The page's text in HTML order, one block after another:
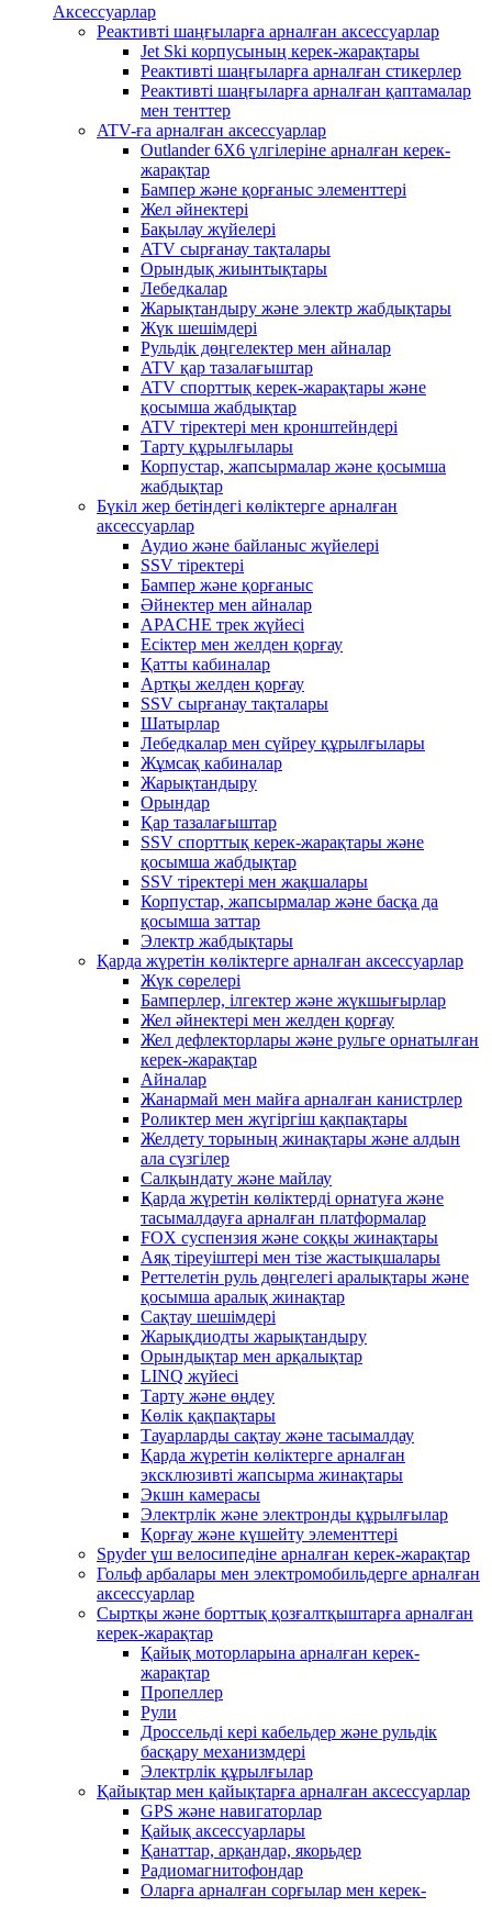
Аксессуарлар
Реактивті шаңғыларға арналған аксессуарлар
Jet Ski корпусының керек-жарақтары
Реактивті шаңғыларға арналған стикерлер
Реактивті шаңғыларға арналған қаптамалар
мен тенттер
ATV-ға арналған аксессуарлар
Outlander 6X6 үлгілеріне арналған керек-
жарақтар
Бампер және қорғаныс элементтері
Жел әйнектері
Бақылау жүйелері
ATV сырғанау тақталары
Орындық жиынтықтары
Лебедкалар
Жарықтандыру және электр жабдықтары
Жүк шешімдері
Рульдік дөңгелектер мен айналар
ATV қар тазалағыштар
ATV спорттық керек-жарақтары және
қосымша жабдықтар
ATV тіректері мен кронштейндері
Тарту құрылғылары
Корпустар, жапсырмалар және қосымша
жабдықтар
Бүкіл жер бетіндегі көліктерге арналған
аксессуарлар
Аудио және байланыс жүйелері
SSV тіректері
Бампер және қорғаныс
Әйнектер мен айналар
APACHE трек жүйесі
Есіктер мен желден қорғау
Қатты кабиналар
Артқы желден қорғау
SSV сырғанау тақталары
Шатырлар
Лебедкалар мен сүйреу құрылғылары
Жұмсақ кабиналар
Жарықтандыру
Орындар
Қар тазалағыштар
SSV спорттық керек-жарақтары және
қосымша жабдықтар
SSV тіректері мен жақшалары
Корпустар, жапсырмалар және басқа да
қосымша заттар
Электр жабдықтары
Қарда жүретін көліктерге арналған аксессуарлар
Жүк сөрелері
Бамперлер, ілгектер және жүкшығырлар
Жел әйнектері мен желден қорғау
Жел дефлекторлары және рульге орнатылған
керек-жарақтар
Айналар
Жанармай мен майға арналған канистрлер
Роликтер мен жүгіргіш қақпақтары
Желдету торының жинақтары және алдын
ала сүзгілер
Салқындату және майлау
Қарда жүретін көліктерді орнатуға және
тасымалдауға арналған платформалар
FOX суспензия және соққы жинақтары
Аяқ тіреуіштері мен тізе жастықшалары
Реттелетін руль дөңгелегі аралықтары және
қосымша аралық жинақтар
Сақтау шешімдері
Жарықдиодты жарықтандыру
Орындықтар мен арқалықтар
LINQ жүйесі
Тарту және өңдеу
Көлік қақпақтары
Тауарларды сақтау және тасымалдау
Қарда жүретін көліктерге арналған
эксклюзивті жапсырма жинақтары
Экшн камерасы
Электрлік және электронды құрылғылар
Қорғау және күшейту элементтері
Spyder үш велосипедіне арналған керек-жарақтар
Гольф арбалары мен электромобильдерге арналған
аксессуарлар
Сыртқы және борттық қозғалтқыштарға арналған
керек-жарақтар
Қайық моторларына арналған керек-
жарақтар
Пропеллер
Рули
Дроссельді кері кабельдер және рульдік
басқару механизмдері
Электрлік құрылғылар
Қайықтар мен қайықтарға арналған аксессуарлар
GPS және навигаторлар
Қайық аксессуарлары
Қанаттар, арқандар, якорьдер
Радиомагнитофондар
Оларға арналған сорғылар мен керек-